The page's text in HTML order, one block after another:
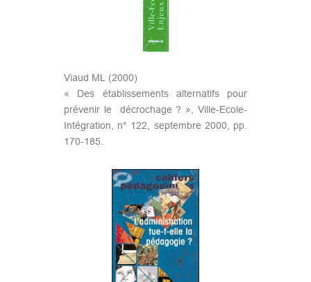
Viaud ML (2000)
« Des établissements alternatifs pour
prévenir le décrochage ? », Ville-Ecole-
Intégration, n° 122, septembre 2000, pp.
170-185.